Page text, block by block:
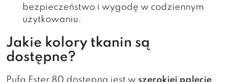
bezpieczeństwo i wygodę w codziennym
użytkowaniu.
Jakie kolory tkanin są
dostępne?
Pufa Ester 80 dostępna jest w szerokiej palecie